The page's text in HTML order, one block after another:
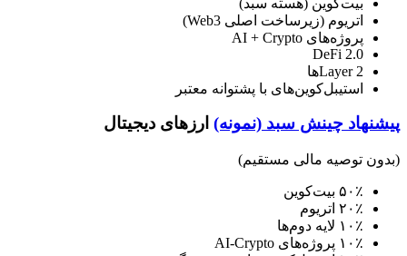
اتریوم (زیرساخت اصلی Web3)
پروژه‌های AI + Crypto
DeFi 2.0
Layer 2ها
استیبل‌کوین‌های با پشتوانه معتبر
پیشنهاد چینش سبد (نمونه) ارزهای دیجیتال
(بدون توصیه مالی مستقیم)
۵۰٪ بیت‌کوین
۲۰٪ اتریوم
۱۰٪ لایه دوم‌ها
۱۰٪ پروژه‌های AI-Crypto